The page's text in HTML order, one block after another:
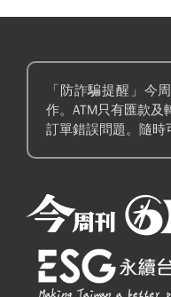
「防詐騙提醒」今
作。ATM只有匯款
訂單錯誤問題。隨時